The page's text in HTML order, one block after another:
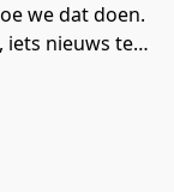
we dat doen.
iets nieuws te